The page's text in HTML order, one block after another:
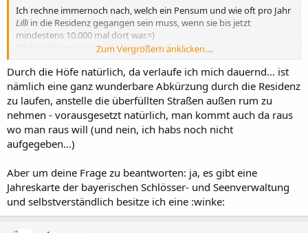
Ich rechne immernoch nach, welch ein Pensum und wie oft pro Jahr
Lilliin die Residenz gegangen sein muss, wenn sie bis jetzt
mindestens 10.000 mal dort war.=)
Gibt es da sowas wie eine Jahreskarte?
wieder an.:S
Zum Vergrößern anklicken....
Durch die Höfe natürlich, da verlaufe ich mich dauernd... ist
nämlich eine ganz wunderbare Abkürzung durch die Residenz
zu laufen, anstelle die überfüllten Straßen außen rum zu
nehmen - vorausgesetzt natürlich, man kommt auch da raus
wo man raus will (und nein, ich habs noch nicht
aufgegeben...)
Aber um deine Frage zu beantworten: ja, es gibt eine
Jahreskarte der bayerischen Schlösser- und Seenverwaltung
und selbstverständlich besitze ich eine :winke: